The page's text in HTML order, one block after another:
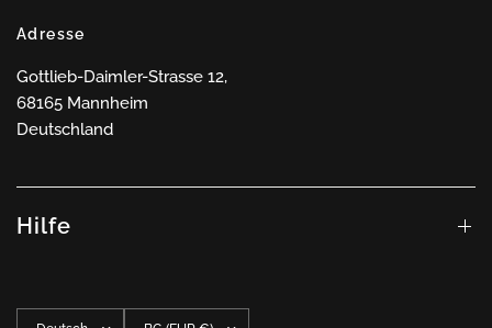
Adresse
Gottlieb-Daimler-Strasse 12,
68165 Mannheim
Deutschland
Hilfe